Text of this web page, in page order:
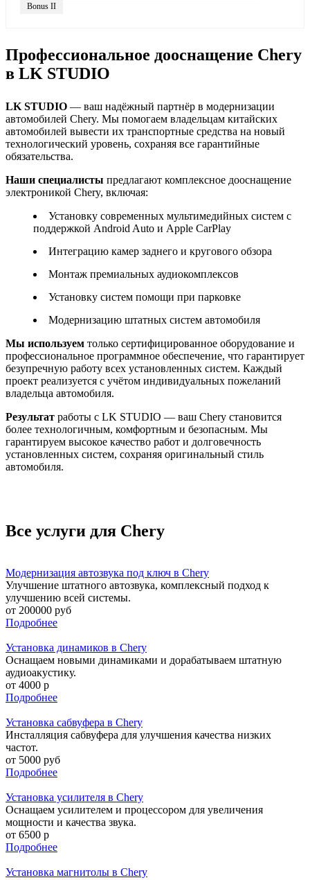
Bonus II
Профессиональное дооснащение Chery
в LK STUDIO
LK STUDIO — ваш надёжный партнёр в модернизации
автомобилей Chery. Мы помогаем владельцам китайских
автомобилей вывести их транспортные средства на новый
технологический уровень, сохраняя все гарантийные
обязательства.
Наши специалисты предлагают комплексное дооснащение
электроникой Chery, включая:
Установку современных мультимедийных систем с
поддержкой Android Auto и Apple CarPlay
Интеграцию камер заднего и кругового обзора
Монтаж премиальных аудиокомплексов
Установку систем помощи при парковке
Модернизацию штатных систем автомобиля
Мы используем только сертифицированное оборудование и
профессиональное программное обеспечение, что гарантирует
безупречную работу всех установленных систем. Каждый
проект реализуется с учётом индивидуальных пожеланий
владельца автомобиля.
Результат работы с LK STUDIO — ваш Chery становится
более технологичным, комфортным и безопасным. Мы
гарантируем высокое качество работ и долговечность
установленных систем, сохраняя оригинальный стиль
автомобиля.
Все услуги для Chery
Модернизация автозвука под ключ в Chery
Улучшение штатного автозвука, комплексный подход к
улучшению всей системы.
от 200000 руб
Подробнее
Установка динамиков в Chery
Оснащаем новыми динамиками и дорабатываем штатную
аудиоакустику.
от 4000 р
Подробнее
Установка сабвуфера в Chery
Инсталляция сабвуфера для улучшения качества низких
частот.
от 5000 руб
Подробнее
Установка усилителя в Chery
Оснащаем усилителем и процессором для увеличения
мощности и качества звука.
от 6500 р
Подробнее
Установка магнитолы в Chery